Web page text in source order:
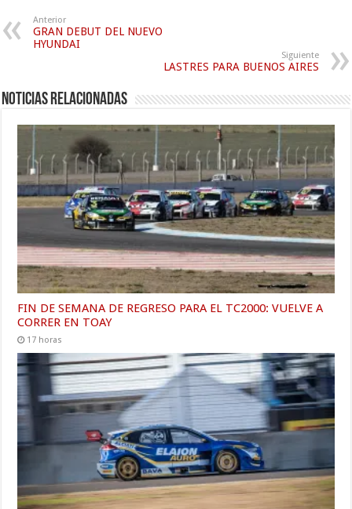
Anterior
GRAN DEBUT DEL NUEVO
HYUNDAI
Siguiente
LASTRES PARA BUENOS AIRES
Noticias relacionadas
FIN DE SEMANA DE REGRESO PARA EL TC2000: VUELVE A
CORRER EN TOAY
17 horas